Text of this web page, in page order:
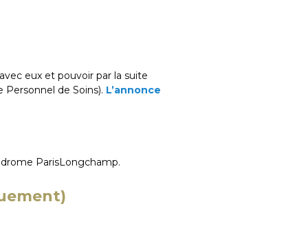
eux et pouvoir par la suite
de Soins). L’annonce
ParisLongchamp.